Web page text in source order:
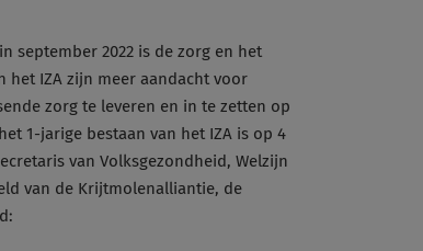
september 2022 is de zorg en het
het IZA zijn meer aandacht voor
zorg te leveren en in te zetten op
1-jarige bestaan van het IZA is op 4
van Volksgezondheid, Welzijn
van de Krijtmolenalliantie, de